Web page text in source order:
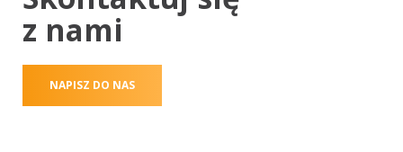
z nami
NAPISZ DO NAS